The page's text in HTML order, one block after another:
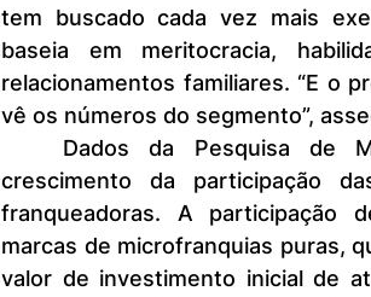
tem buscado cada vez mais
baseia em meritocracia,
relacionamentos familiares. “E o
vê os números do segmento”,
crescimento da participação
franqueadoras. A participação
marcas de microfranquias puras,
valor de investimento inicial de